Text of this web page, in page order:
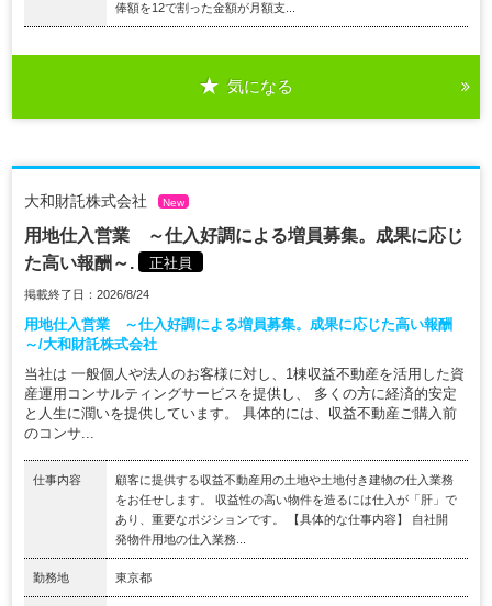
俸額を12で割った金額が月額支...
気になる
大和財託株式会社 New
用地仕入営業 ～仕入好調による増員募集。成果に応じ
た高い報酬～.
正社員
掲載終了日：2026/8/24
用地仕入営業 ～仕入好調による増員募集。成果に応じた高い報酬
～/大和財託株式会社
当社は 一般個人や法人のお客様に対し、1棟収益不動産を活用した資
産運用コンサルティングサービスを提供し、 多くの方に経済的安定
と人生に潤いを提供しています。 具体的には、収益不動産ご購入前
のコンサ...
仕事内容
顧客に提供する収益不動産用の土地や土地付き建物の仕入業務
をお任せします。 収益性の高い物件を造るには仕入が「肝」で
あり、重要なポジションです。 【具体的な仕事内容】 自社開
発物件用地の仕入業務...
勤務地 東京都